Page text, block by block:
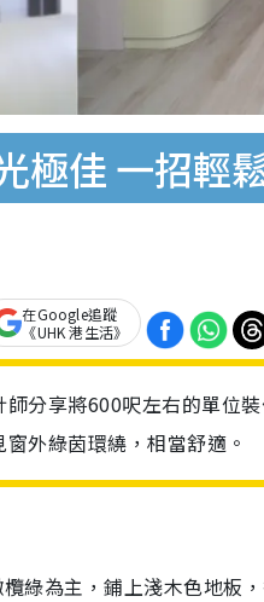
極佳 一招輕
在Google追蹤
《UHK 港生活》
分享將600呎左右的單位
外綠茵環繞，相當舒適。
綠為主，鋪上淺木色地板